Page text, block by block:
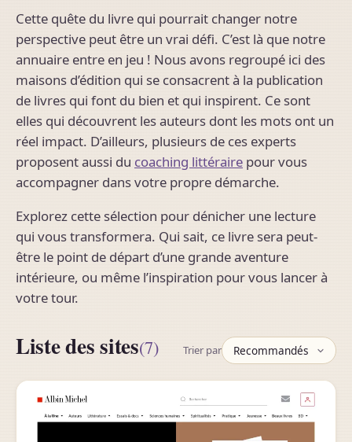
Cette quête du livre qui pourrait changer notre
perspective peut être un vrai défi. C’est là que notre
annuaire entre en jeu ! Nous avons regroupé ici des
maisons d’édition qui se consacrent à la publication
de livres qui font du bien et qui inspirent. Ce sont
elles qui découvrent les auteurs dont les mots ont un
réel impact. D’ailleurs, plusieurs de ces experts
proposent aussi du coaching littéraire pour vous
accompagner dans votre propre démarche.
Explorez cette sélection pour dénicher une lecture
qui vous transformera. Qui sait, ce livre sera peut-
être le point de départ d’une grande aventure
intérieure, ou même l’inspiration pour vous lancer à
votre tour.
Liste des sites(7) Trier par